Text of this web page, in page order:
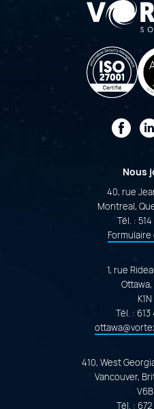
Nous
40, rue
Montreal,
Tél. : 514
1, rue
Tél. : 613
410, West
Vancouver,
Tél. : 672